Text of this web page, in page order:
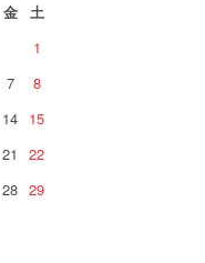
金
土
1
7
8
14 15
21
22
28 29